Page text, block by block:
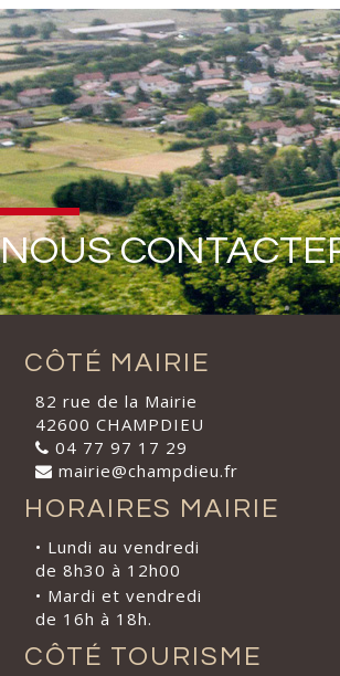
NOUS
CÔTÉ MAIRIE
82 rue de la Mairie
42600 CHAMPDIEU
04 77 97 17 29
mairie@champdieu.fr
HORAIRES MAIRIE
• Lundi au vendredi
de 8h30 à 12h00
• Mardi et vendredi
de 16h à 18h.
CÔTÉ TOURISME